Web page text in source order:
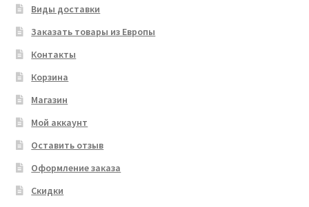
Виды доставки
Заказать товары из Европы
Контакты
Корзина
Магазин
Мой аккаунт
Оставить отзыв
Оформление заказа
Скидки